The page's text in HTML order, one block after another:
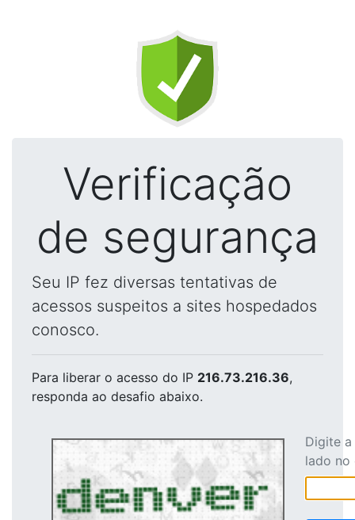
Verificação
de segurança
Seu IP fez diversas tentativas de
acessos suspeitos a sites hospedados
conosco.
Para liberar o acesso do IP 216.73.216.36,
responda ao desafio abaixo.
Digite
lado no